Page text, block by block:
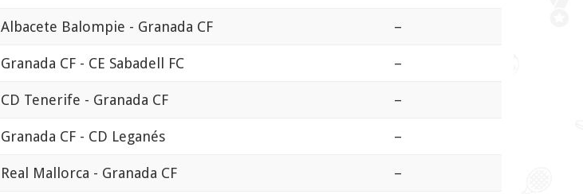
Albacete Balompie - Granada CF –
Granada CF - CE Sabadell FC –
CD Tenerife - Granada CF –
Granada CF - CD Leganés –
Real Mallorca - Granada CF –